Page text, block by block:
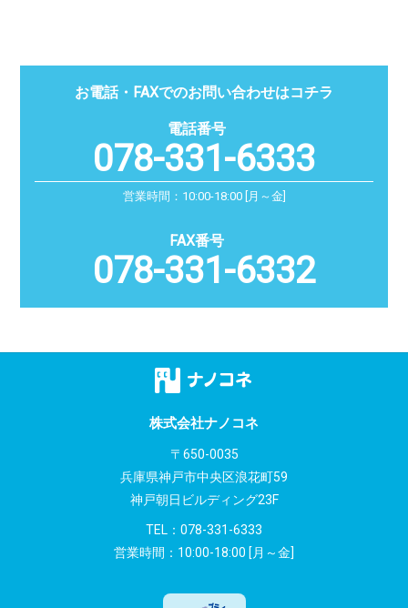
お電話・FAXでのお問い合わせはコチラ
078-331-6333
営業時間：10:00-18:00 [月～金]
078-331-6332
株式会社ナノコネ
〒650-0035
兵庫県神戸市中央区浪花町59
神戸朝日ビルディング23F
TEL： 078-331-6333
営業時間：10:00-18:00 [月～金]